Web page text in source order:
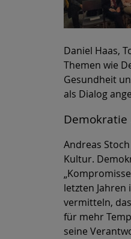
Daniel Haas,
Themen wie
Gesundheit
als Dialog
Andreas
Kultur.
letzten
vermitteln,
für mehr
seine